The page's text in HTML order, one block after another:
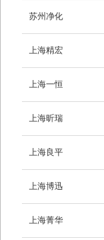
苏州净化
上海精宏
上海一恒
上海昕瑞
上海良平
上海博迅
上海菁华